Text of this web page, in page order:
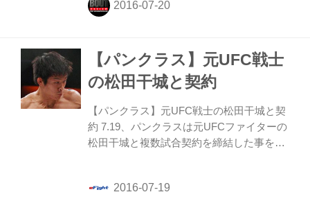
説は布施鋼治氏、ゲスト解説はパラエスト
【パンクラス】元UFC戦士
の松田干城と契約
【パンクラス】元UFC戦士の松田干城と契
約 7.19、パンクラスは元UFCファイターの
松田干城と複数試合契約を締結した事を発
歳。